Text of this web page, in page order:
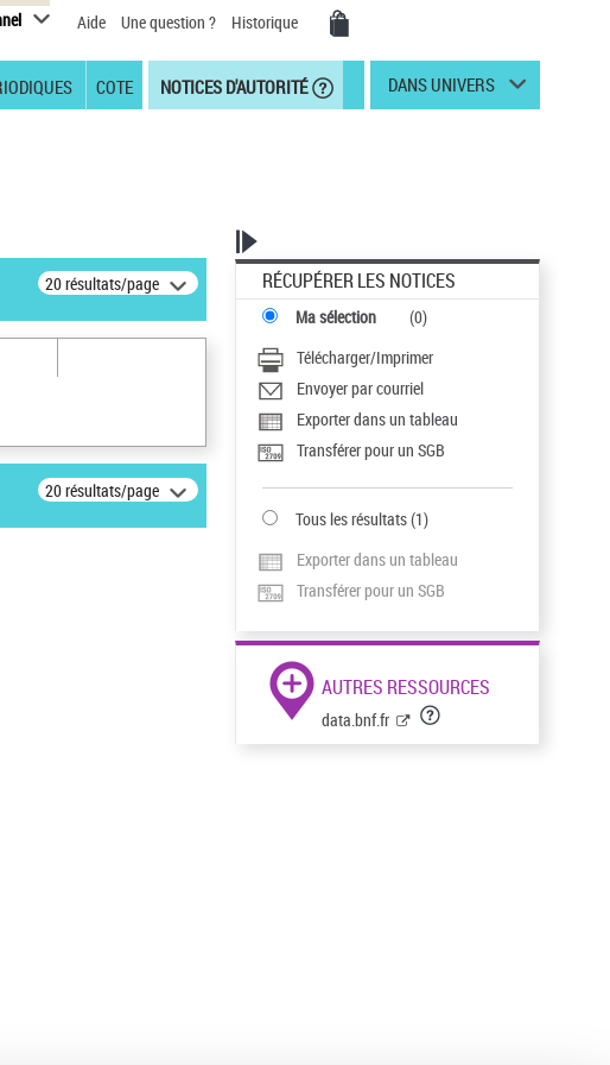
Aide Une question ? Historique
COTE NOTICES D'AUTORITÉ DANS UNIVERS
20 résultats/page
20 résultats/page
RÉCUPÉRER LES NOTICES
Ma sélection (0)
Télécharger/Imprimer
Envoyer par courriel
Exporter dans un tableau
Transférer pour un SGB
Tous les résultats(1)
Exporter dans un tableau
Transférer pour un SGB
AUTRES RESSOURCES
data.bnf.fr